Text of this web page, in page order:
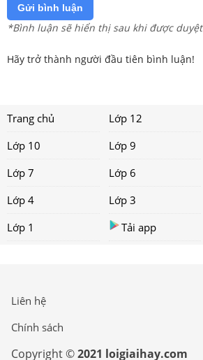
Gửi bình luận
*Bình luận sẽ hiển thị sau khi được duyệt
Hãy trở thành người đầu tiên bình luận!
Trang chủ Lớp 12
Lớp 10
Lớp 9
Lớp 7
Lớp 6
Lớp 4
Lớp 3
Lớp 1
Tải app
Liên hệ
Chính sách
Copyright ©2021 loigiaihay.com